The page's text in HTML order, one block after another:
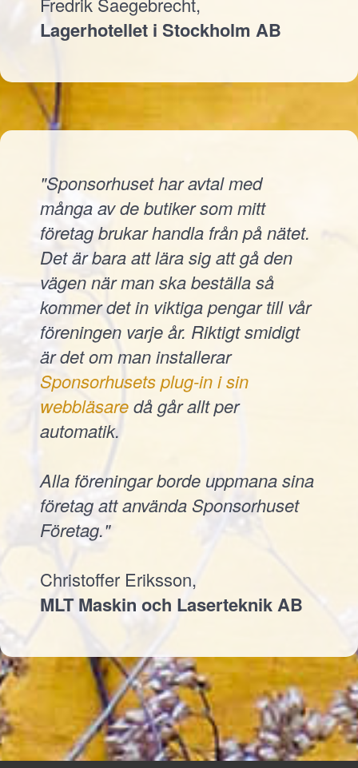
Lagerhotellet i Stockholm AB
"Sponsorhuset har avtal med
många av de butiker som mitt
företag brukar handla från på nätet.
Det är bara att lära sig att gå den
vägen när man ska beställa så
kommer det in viktiga pengar till vår
föreningen varje år. Riktigt smidigt
är det om man installerar
Sponsorhusets plug-in i sin
webbläsaredå går allt per
automatik.
Alla föreningar borde uppmana sina
företag att använda Sponsorhuset
Företag."
Christoffer Eriksson,
MLT Maskin och Laserteknik AB